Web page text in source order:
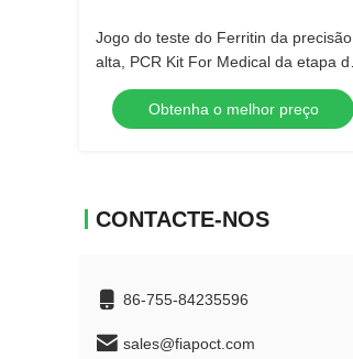
Jogo do teste do Ferritin da precisão
alta, PCR Kit For Medical da etapa do
ensaio um do IVD
Obtenha o melhor preço
CONTACTE-NOS
86-755-84235596
sales@fiapoct.com